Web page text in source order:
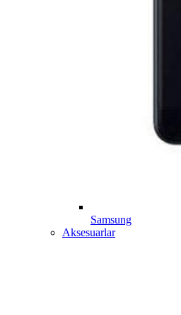
Samsung
Aksesuarlar